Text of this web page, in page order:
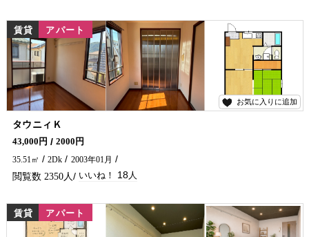
お気に入りに追加
賃貸 アパート
タウニィＫ
スーパー・コンビニ・ホームワイドが徒歩圏内！ 毎日のお買い物や急なお買い物にも便利な住環境です。 旭化成勤務の方にもおすすめの立地です♪ 利便性の高い立地で新生活を始めてみませんか✨ 延岡市で賃貸アパートを探しの際は、是非五ヶ瀬不動産へお問い合わせください♪
43,000円
2000円
35.51㎡
2Dk 2003年01月
2350 18
賃貸 アパート